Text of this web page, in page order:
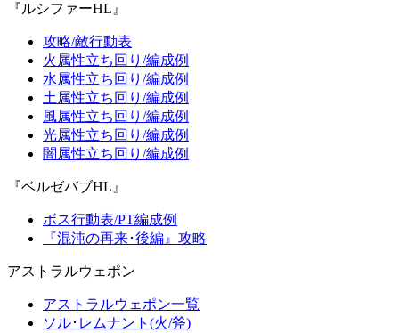
『ルシファーHL』
攻略/敵行動表
火属性立ち回り/編成例
水属性立ち回り/編成例
土属性立ち回り/編成例
風属性立ち回り/編成例
光属性立ち回り/編成例
闇属性立ち回り/編成例
『ベルゼバブHL』
ボス行動表/PT編成例
『混沌の再来･後編』攻略
アストラルウェポン
アストラルウェポン一覧
ソル･レムナント(火/斧)